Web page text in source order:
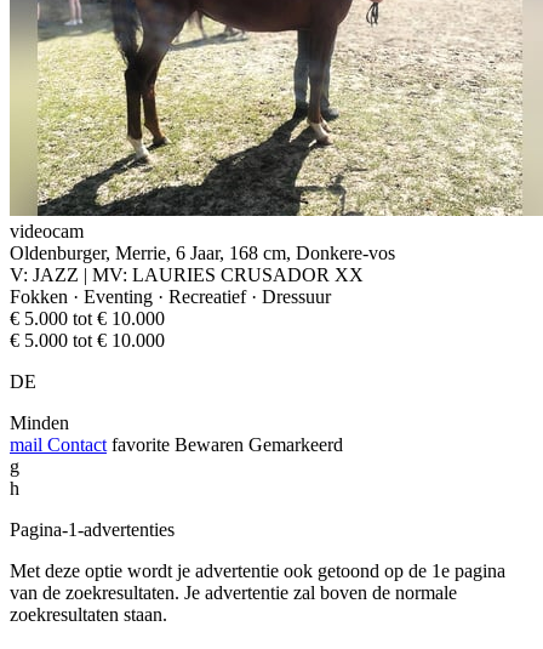
videocam
Oldenburger, Merrie, 6 Jaar, 168 cm, Donkere-vos
V: JAZZ | MV: LAURIES CRUSADOR XX
Fokken · Eventing · Recreatief · Dressuur
€ 5.000 tot € 10.000
€ 5.000 tot € 10.000
DE
Minden
mail Contact favorite Bewaren Gemarkeerd
g
h
Pagina-1-advertenties
Met deze optie wordt je advertentie ook getoond op de 1e pagina
van de zoekresultaten. Je advertentie zal boven de normale
zoekresultaten staan.